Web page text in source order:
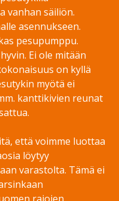
vanhan säiliön.
asennukseen.
pesupumppu.
Ei ole mitään
on kyllä
myötä ei
kanttikivien reunat
että voimme luottaa
löytyy
varastolta. Tämä ei